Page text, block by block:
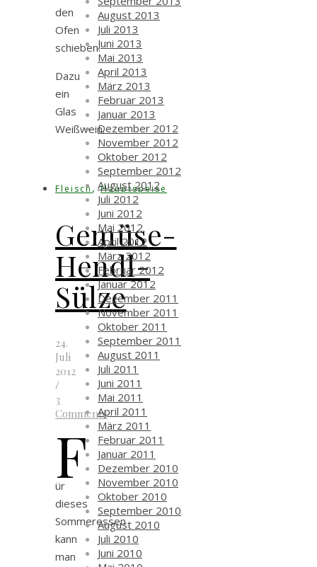
den
Ofen
schieben.
Dazu
ein
Glas
Weißwein.
Fleisch ,Hauptspeise
Gemüse-
Hendl-
Sülze
24.
Juli
2012
/
3
Comments
F
ür
dieses
Sommeressen
kann
man
August 2013
Juli 2013
Juni 2013
Mai 2013
April 2013
März 2013
Februar 2013
Januar 2013
Dezember 2012
November 2012
Oktober 2012
September 2012
August 2012
Juli 2012
Juni 2012
Mai 2012
April 2012
März 2012
Februar 2012
Januar 2012
Dezember 2011
November 2011
Oktober 2011
September 2011
August 2011
Juli 2011
Juni 2011
Mai 2011
April 2011
März 2011
Februar 2011
Januar 2011
Dezember 2010
November 2010
Oktober 2010
September 2010
August 2010
Juli 2010
Juni 2010